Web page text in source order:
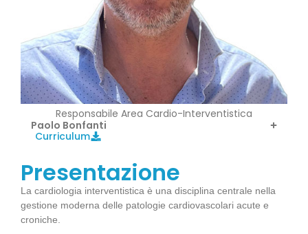
Responsabile Area Cardio-Interventistica
Paolo Bonfanti
Curriculum
Presentazione
La cardiologia interventistica è una disciplina centrale nella
gestione moderna delle patologie cardiovascolari acute e
croniche.